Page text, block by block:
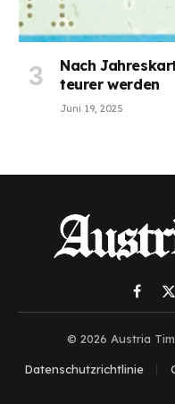
Nach
teurer werden
Juni 19, 2025
X
© 2026 Austria
Datenschutzrichtlinie